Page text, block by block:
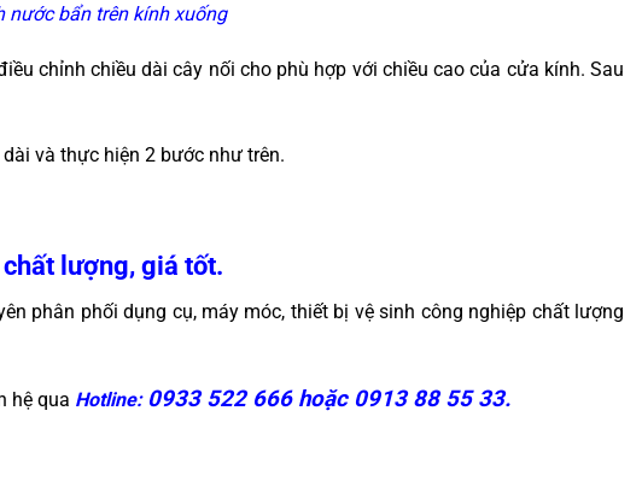
nước bẩn trên kính xuống
chỉnh chiều dài cây nối cho phù hợp với chiều cao của cửa kính. Sau
và thực hiện 2 bước như trên.
lượng, giá tốt.
phân phối dụng cụ, máy móc, thiết bị vệ sinh công nghiệp chất lượng
hệ qua Hotline: 0933 522 666 hoặc 0913 88 55 33.